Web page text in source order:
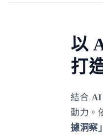
以
打
結合 AI
動力。
據洞察」